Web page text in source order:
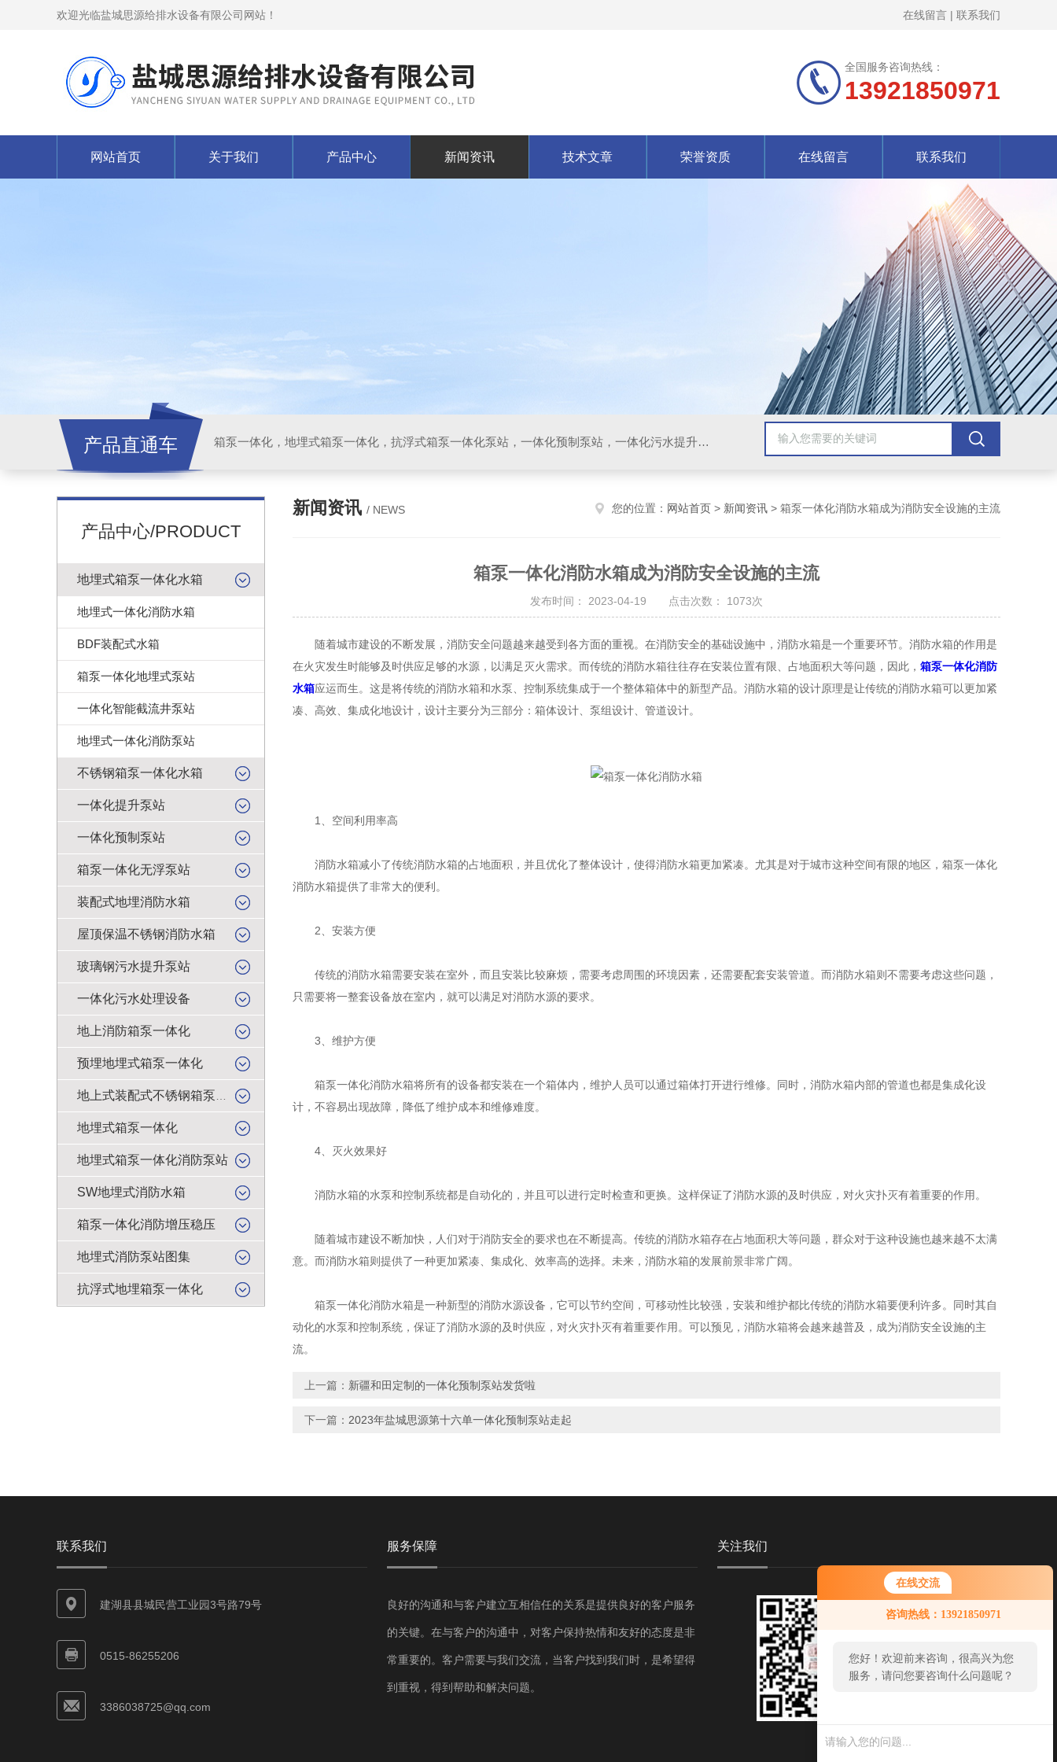
在线交流
咨询热线：13921850971
您好！欢迎前来咨询，很高兴为您
服务，请问您要咨询什么问题呢？
欢迎光临盐城思源给排水设备有限公司网站！ 在线留言 | 联系我们
全国服务咨询热线：
13921850971
网站首页 关于我们 产品中心 新闻资讯 技术文章 荣誉资质 在线留言 联系我们
产品直通车 箱泵一体化，地埋式箱泵一体化，抗浮式箱泵一体化泵站，一体化预制泵站，一体化污水提升泵站，玻璃钢一体化提升泵站，地埋式雨污水提升泵站
产品中心/PRODUCT
地埋式箱泵一体化水箱
地埋式一体化消防水箱
BDF装配式水箱
箱泵一体化地埋式泵站
一体化智能截流井泵站
地埋式一体化消防泵站
不锈钢箱泵一体化水箱
一体化提升泵站
一体化预制泵站
箱泵一体化无浮泵站
装配式地埋消防水箱
屋顶保温不锈钢消防水箱
玻璃钢污水提升泵站
一体化污水处理设备
地上消防箱泵一体化
预埋地埋式箱泵一体化
地埋式箱泵一体化
地埋式箱泵一体化消防泵站
SW地埋式消防水箱
箱泵一体化消防增压稳压
地埋式消防泵站图集
抗浮式地埋箱泵一体化
新闻资讯 / NEWS 您的位置： 网站首页 > 新闻资讯 > 箱泵一体化消防水箱成为消防安全设施的主流
箱泵一体化消防水箱成为消防安全设施的主流
发布时间： 2023-04-19 点击次数： 1073次
随着城市建设的不断发展，消防安全问题越来越受到各方面的重视。在消防安全的基础设施中，消防水箱是一个重要环节。消防水箱的作用是
在火灾发生时能够及时供应足够的水源，以满足灭火需求。而传统的消防水箱往往存在安装位置有限、占地面积大等问题，因此， 箱泵一体化消防
水箱应运而生。这是将传统的消防水箱和水泵、控制系统集成于一个整体箱体中的新型产品。消防水箱的设计原理是让传统的消防水箱可以更加紧
凑、高效、集成化地设计，设计主要分为三部分：箱体设计、泵组设计、管道设计。
1、空间利用率高
消防水箱减小了传统消防水箱的占地面积，并且优化了整体设计，使得消防水箱更加紧凑。尤其是对于城市这种空间有限的地区，箱泵一体化
消防水箱提供了非常大的便利。
2、安装方便
传统的消防水箱需要安装在室外，而且安装比较麻烦，需要考虑周围的环境因素，还需要配套安装管道。而消防水箱则不需要考虑这些问题，
只需要将一整套设备放在室内，就可以满足对消防水源的要求。
3、维护方便
箱泵一体化消防水箱将所有的设备都安装在一个箱体内，维护人员可以通过箱体打开进行维修。同时，消防水箱内部的管道也都是集成化设
计，不容易出现故障，降低了维护成本和维修难度。
4、灭火效果好
消防水箱的水泵和控制系统都是自动化的，并且可以进行定时检查和更换。这样保证了消防水源的及时供应，对火灾扑灭有着重要的作用。
随着城市建设不断加快，人们对于消防安全的要求也在不断提高。传统的消防水箱存在占地面积大等问题，群众对于这种设施也越来越不太满
意。而消防水箱则提供了一种更加紧凑、集成化、效率高的选择。未来，消防水箱的发展前景非常广阔。
箱泵一体化消防水箱是一种新型的消防水源设备，它可以节约空间，可移动性比较强，安装和维护都比传统的消防水箱要便利许多。同时其自
动化的水泵和控制系统，保证了消防水源的及时供应，对火灾扑灭有着重要作用。可以预见，消防水箱将会越来越普及，成为消防安全设施的主
流。
上一篇： 新疆和田定制的一体化预制泵站发货啦
下一篇： 2023年盐城思源第十六单一体化预制泵站走起
联系我们
建湖县县城民营工业园3号路79号
0515-86255206
3386038725@qq.com
服务保障
良好的沟通和与客户建立互相信任的关系是提供良好的客户服务
的关键。在与客户的沟通中，对客户保持热情和友好的态度是非
常重要的。客户需要与我们交流，当客户找到我们时，是希望得
到重视，得到帮助和解决问题。
关注我们